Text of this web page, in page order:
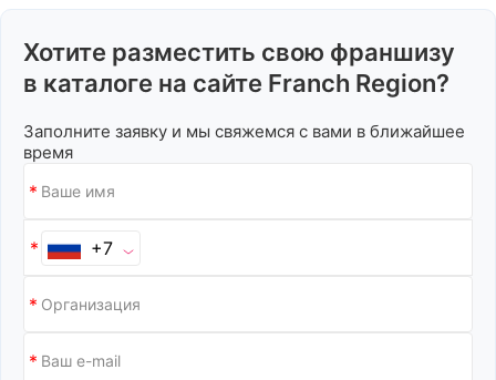
Хотите разместить свою франшизу
в каталоге на сайте Franch Region?
Заполните заявку и мы свяжемся с вами в ближайшее
время
+7